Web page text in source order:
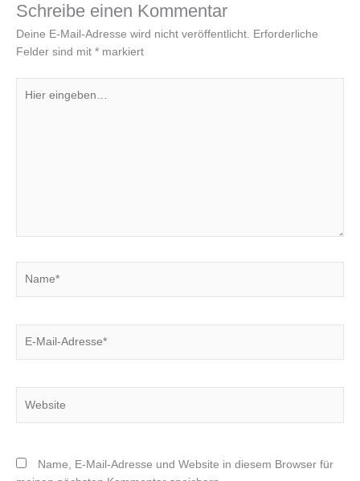
Schreibe einen Kommentar
Deine E-Mail-Adresse wird nicht veröffentlicht. Erforderliche
Felder sind mit * markiert
eingeben…
Name, E-Mail-Adresse und Website in diesem Browser für